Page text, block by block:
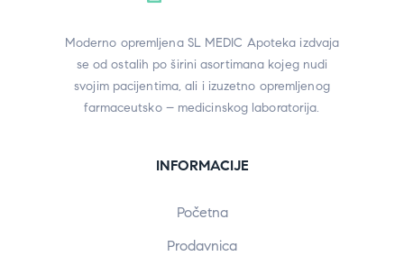
Moderno opremljena SL MEDIC Apoteka izdvaja
se od ostalih po širini asortimana kojeg nudi
svojim pacijentima, ali i izuzetno opremljenog
farmaceutsko – medicinskog laboratorija.
INFORMACIJE
Početna
Prodavnica